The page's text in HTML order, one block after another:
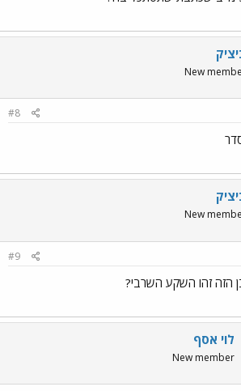
New
#8
New
#9
הזה זהו השקע השרבי?
לוי אסף
New member